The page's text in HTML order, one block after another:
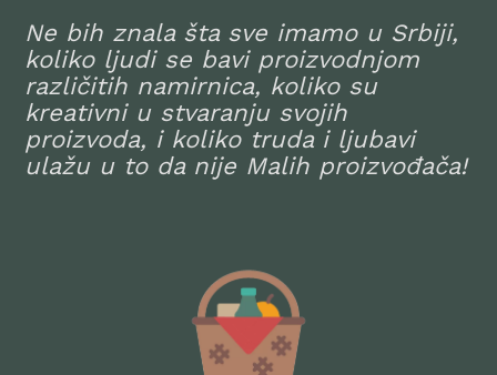
Ne bih znala šta sve imamo u Srbiji,
koliko ljudi se bavi proizvodnjom
različitih namirnica, koliko su
kreativni u stvaranju svojih
proizvoda, i koliko truda i ljubavi
ulažu u to da nije Malih proizvođača!